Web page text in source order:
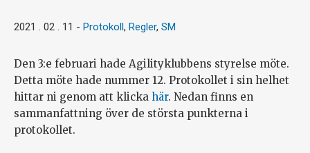
2021 . 02 . 11 - Protokoll , Regler, SM
Den 3:e februari hade Agilityklubbens styrelse möte.
Detta möte hade nummer 12. Protokollet i sin helhet
hittar ni genom att klicka här. Nedan finns en
sammanfattning över de största punkterna i
protokollet.